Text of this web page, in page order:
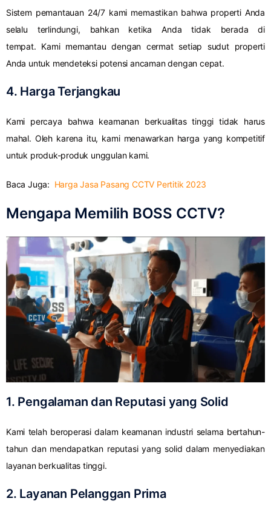
Sistem pemantauan 24/7 kami memastikan bahwa properti Anda
selalu terlindungi, bahkan ketika Anda tidak berada di
tempat. Kami memantau dengan cermat setiap sudut properti
Anda untuk mendeteksi potensi ancaman dengan cepat.
4. Harga Terjangkau
Kami percaya bahwa keamanan berkualitas tinggi tidak harus
mahal. Oleh karena itu, kami menawarkan harga yang kompetitif
untuk produk-produk unggulan kami.
Baca Juga: Harga Jasa Pasang CCTV Pertitik 2023
Mengapa Memilih BOSS CCTV?
1. Pengalaman dan Reputasi yang Solid
Kami telah beroperasi dalam keamanan industri selama bertahun-
tahun dan mendapatkan reputasi yang solid dalam menyediakan
layanan berkualitas tinggi.
2. Layanan Pelanggan Prima